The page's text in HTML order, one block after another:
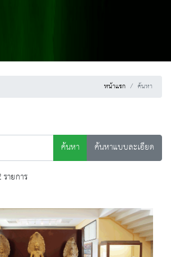
หน้าแรก ค้นหา
ค้นหา
ค้นหาแบบละเอียด
ายการ